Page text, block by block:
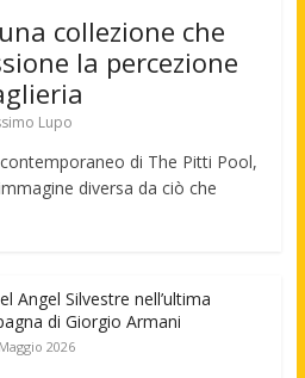
collezione che
la percezione
Lupo
di The Pitti Pool,
diversa da ciò che
Angel Silvestre nell’ultima
di Giorgio Armani
2026